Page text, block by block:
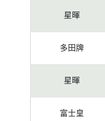
星暉
多田牌
星暉
富士皇